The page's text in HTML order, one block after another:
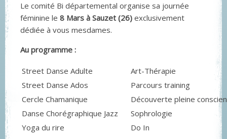
Le comité Bi départemental organise sa journée
féminine le 8 Mars à Sauzet (26) exclusivement
dédiée à vous mesdames.
Au programme :
Street Danse Adulte
Art-Thérapie
Street Danse Ados
Parcours training
Cercle Chamanique
Découverte pleine
Danse Chorégraphique Jazz
Sophrologie
Yoga du rire
Do In